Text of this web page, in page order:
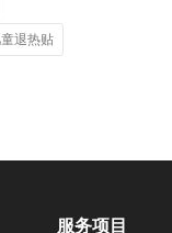
童退热贴
服务项目